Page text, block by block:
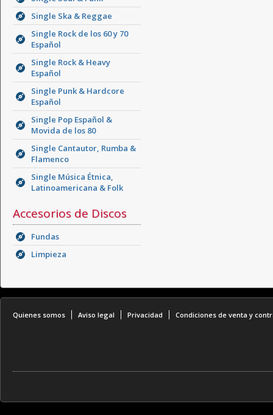
Single Ska & Reggae
Single Rock de los 60 y 70
Español
Single Rock & Heavy
Español
Single Punk & Hardcore
Español
Single Pop Español &
Movida de los 80
Single Cantautor, Rumba &
Flamenco
Single Música Étnica,
Latinoamericana & Folk
Accesorios de Discos
Fundas
Limpieza
Quienes somos Aviso legal Privacidad Condiciones de venta y